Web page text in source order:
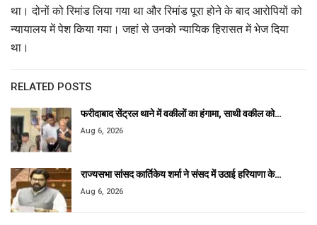
था। दोनों को रिमांड लिया गया था और रिमांड पूरा होने के बाद आरोपियों को
न्यायालय में पेश किया गया। जहां से उनको न्यायिक हिरासत में भेज दिया
था।
RELATED POSTS
फरीदाबाद सेंट्रल थाने में वकीलों का हंगामा, साथी वकील को…
Aug 6, 2026
राज्यसभा सांसद कार्तिकेय शर्मा ने संसद में उठाई हरियाणा के…
Aug 6, 2026